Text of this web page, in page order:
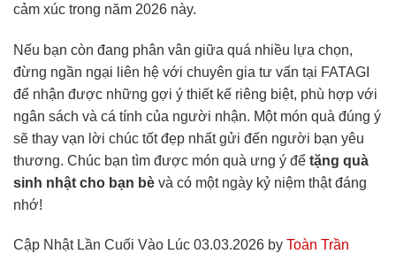
cảm xúc trong năm 2026 này.
Nếu bạn còn đang phân vân giữa quá nhiều lựa chọn,
đừng ngần ngại liên hệ với chuyên gia tư vấn tại FATAGI
để nhận được những gợi ý thiết kế riêng biệt, phù hợp với
ngân sách và cá tính của người nhận. Một món quà đúng ý
sẽ thay vạn lời chúc tốt đẹp nhất gửi đến người bạn yêu
thương. Chúc bạn tìm được món quà ưng ý để tặng quà
sinh nhật cho bạn bè và có một ngày kỷ niệm thật đáng
nhớ!
Cập Nhật Lần Cuối Vào Lúc 03.03.2026 by Toàn Trần